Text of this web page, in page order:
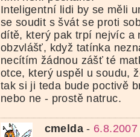
Inteligentní lidi by se měli
se soudit s švát se proti
dítě, který pak trpí nejvíc a
obzvlášť, když tatínka
necítím žádnou zášť té
otce, který uspěl u soudu,
tak si ji teda bude poctivě
nebo ne - prostě natruc.
cmelda-